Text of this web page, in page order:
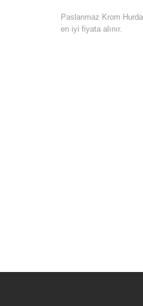
Paslanmaz Krom
en iyi fiyata alınır.